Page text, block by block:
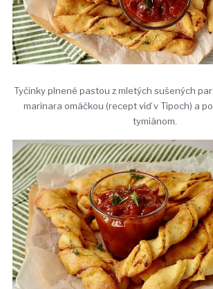
Tyčinky plnené pastou z mletých sušených
marinara omáčkou (recept viď v Tipoch) a
tymiánom.